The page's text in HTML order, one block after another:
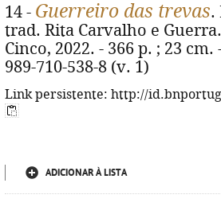
14 - Guerreiro das trevas.
trad. Rita Carvalho e
Cinco, 2022. - 366 p. ; 23
989-710-538-8 (v. 1)
Link persistente: http://
ADICIONAR À LISTA